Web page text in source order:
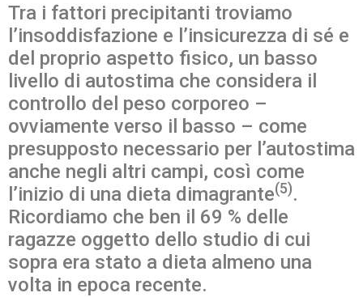
Tra i fattori precipitanti troviamo
l’insoddisfazione e l’insicurezza di sé e
del proprio aspetto fisico, un basso
livello di autostima che considera il
controllo del peso corporeo –
ovviamente verso il basso – come
presupposto necessario per l’autostima
anche negli altri campi, così come
l’inizio di una dieta dimagrante(5).
Ricordiamo che ben il 69 % delle
ragazze oggetto dello studio di cui
sopra era stato a dieta almeno una
volta in epoca recente.